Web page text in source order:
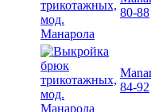
80-88
84-92